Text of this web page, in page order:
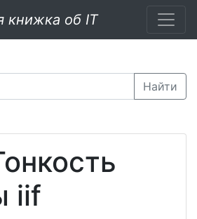
книжка об IT
Найти
iif